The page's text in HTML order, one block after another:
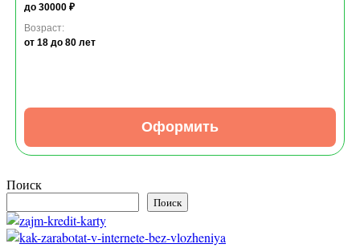
до 30000 ₽
Возраст:
от 18 до 80 лет
Оформить
Поиск
Поиск